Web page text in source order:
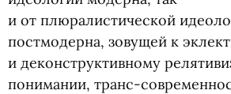
и от плюралистической
постмодерна, зовущей к
и деконструктивному
понимании, транс-